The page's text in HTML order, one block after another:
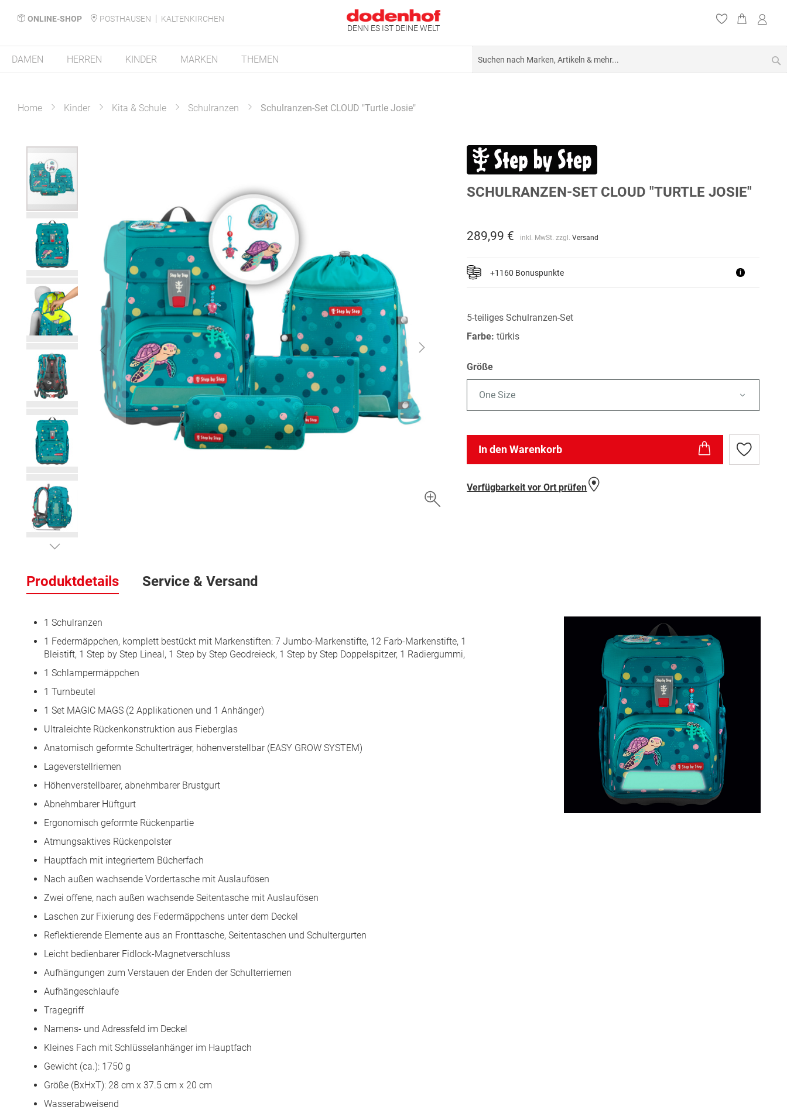
ONLINE-SHOP POSTHAUSEN
KALTENKIRCHEN
DENN ES IST DEINE WELT
DAMEN HERREN KINDER MARKEN THEMEN
Home Kinder Kita & Schule Schulranzen Schulranzen-Set CLOUD "Turtle Josie"
Zum
Ende
der
Bildergalerie
springen
der
Bildergalerie
SCHULRANZEN-SET CLOUD "TURTLE JOSIE"
289,99 € inkl. MwSt. zzgl.Versand
+1160 Bonuspunkte i
5-teiliges Schulranzen-Set
Farbe:türkis
Größe
One Size
In den Warenkorb
Zur
Wunschliste
Verfügbarkeit vor Ort prüfen
Produktdetails
1 Schulranzen
1 Federmäppchen, komplett bestückt mit Markenstiften: 7 Jumbo-Markenstifte, 12 Farb-Markenstifte, 1
Bleistift, 1 Step by Step Lineal, 1 Step by Step Geodreieck, 1 Step by Step Doppelspitzer, 1 Radiergummi,
1 Schlampermäppchen
1 Turnbeutel
1 Set MAGIC MAGS (2 Applikationen und 1 Anhänger)
Ultraleichte Rückenkonstruktion aus Fieberglas
Anatomisch geformte Schulterträger, höhenverstellbar (EASY GROW SYSTEM)
Lageverstellriemen
Höhenverstellbarer, abnehmbarer Brustgurt
Abnehmbarer Hüftgurt
Ergonomisch geformte Rückenpartie
Atmungsaktives Rückenpolster
Hauptfach mit integriertem Bücherfach
Nach außen wachsende Vordertasche mit Auslaufösen
Zwei offene, nach außen wachsende Seitentasche mit Auslaufösen
Laschen zur Fixierung des Federmäppchens unter dem Deckel
Reflektierende Elemente aus an Fronttasche, Seitentaschen und Schultergurten
Leicht bedienbarer Fidlock-Magnetverschluss
Aufhängungen zum Verstauen der Enden der Schulterriemen
Aufhängeschlaufe
Tragegriff
Namens- und Adressfeld im Deckel
Kleines Fach mit Schlüsselanhänger im Hauptfach
Gewicht (ca.): 1750 g
Größe (BxHxT): 28 cm x 37.5 cm x 20 cm
Wasserabweisend
Service & Versand